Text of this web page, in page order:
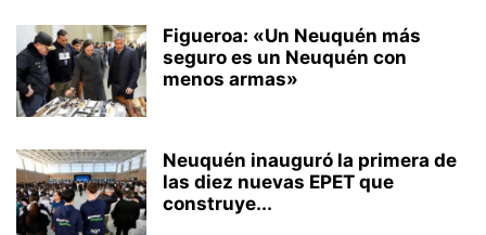
Figueroa: «Un Neuquén más
seguro es un Neuquén con
menos armas»
Neuquén inauguró la primera de
las diez nuevas EPET que
construye...